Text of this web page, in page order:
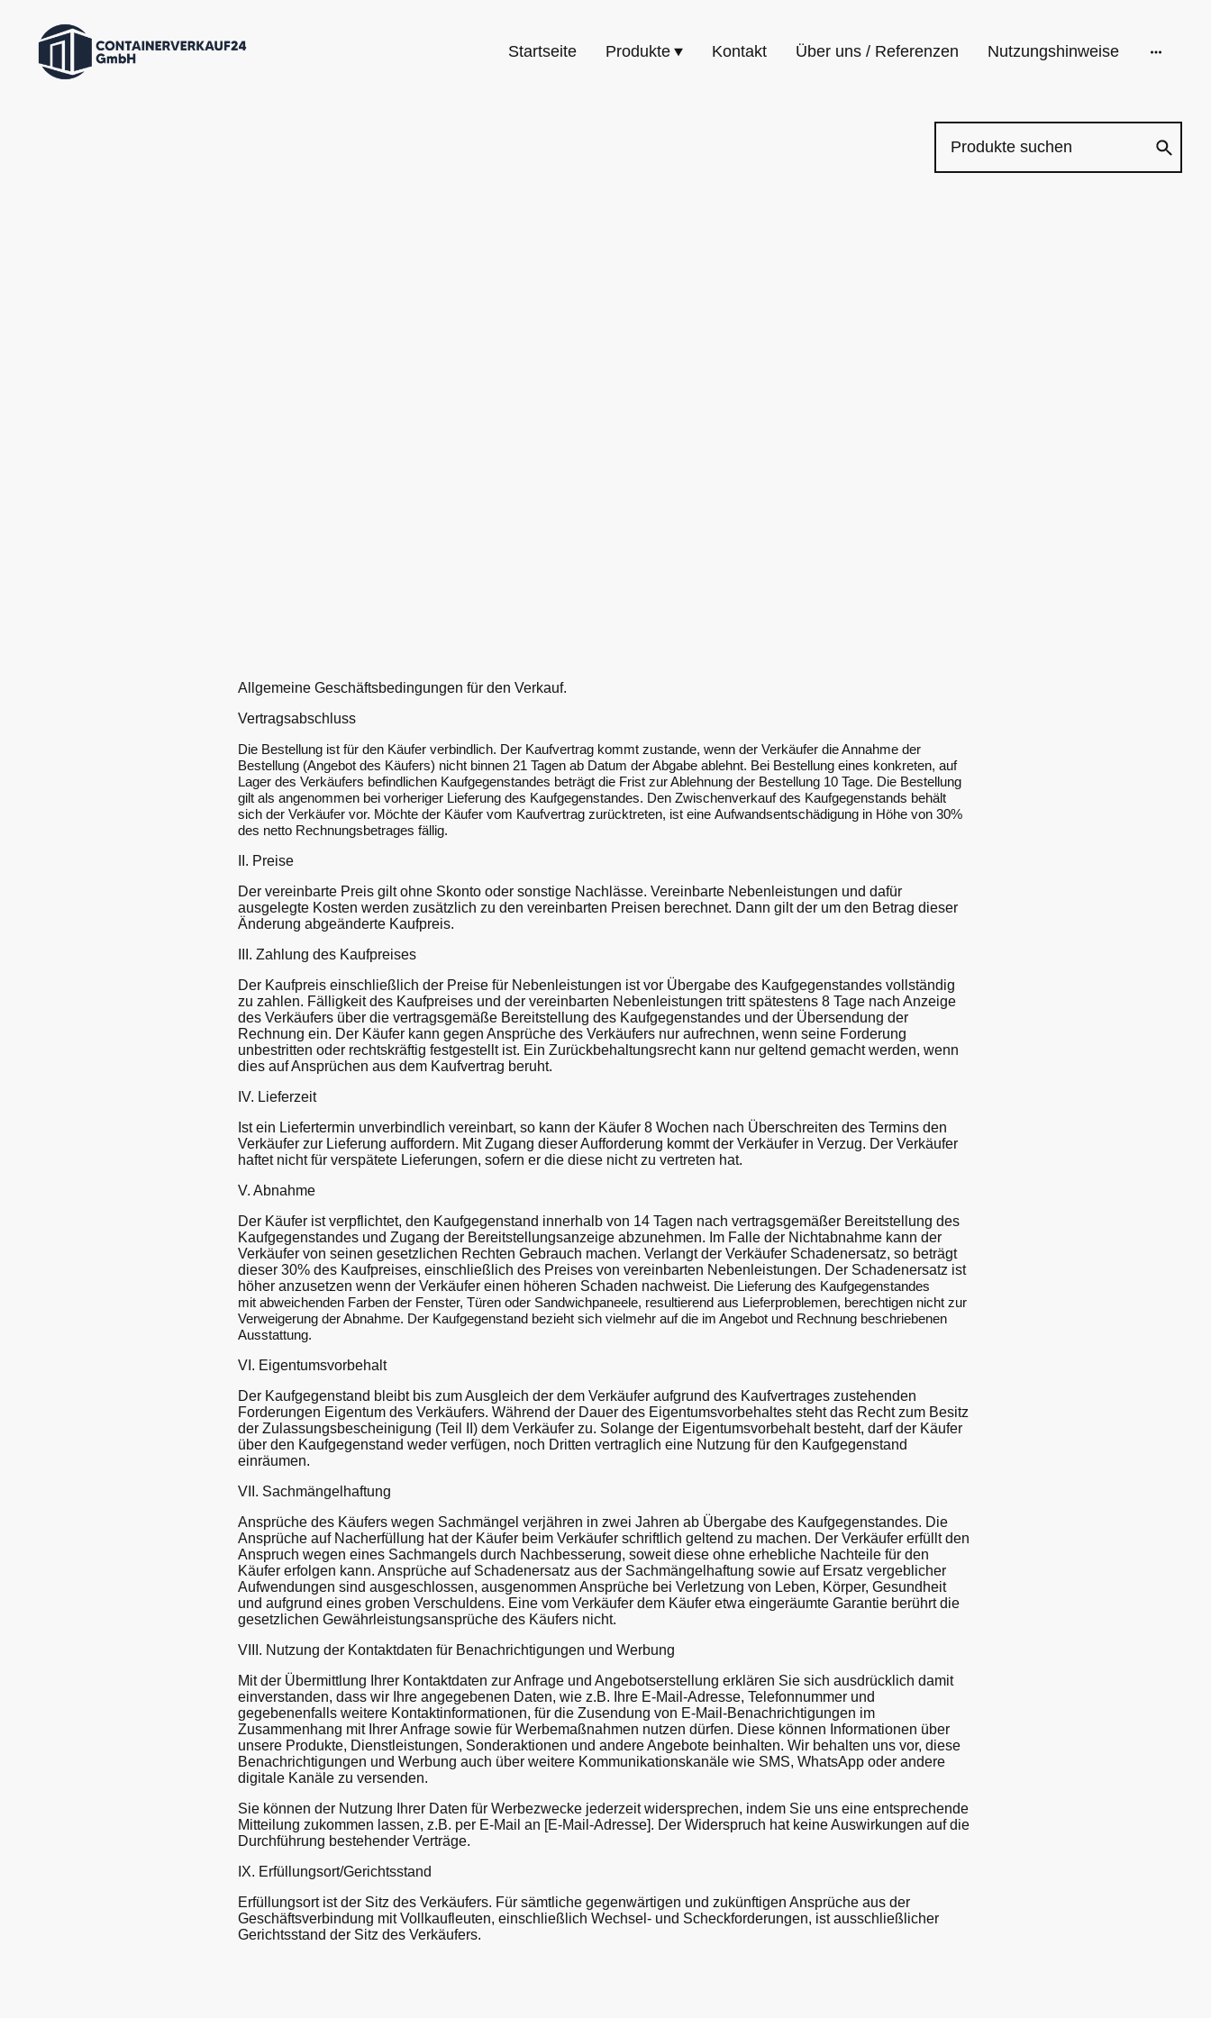
Startseite Produkte Kontakt Über uns / Referenzen Nutzungshinweise
Allgemeine Geschäftsbedingungen für den Verkauf.
Vertragsabschluss
Die Bestellung ist für den Käufer verbindlich. Der Kaufvertrag kommt zustande, wenn der Verkäufer die Annahme der
Bestellung (Angebot des Käufers) nicht binnen 21 Tagen ab Datum der Abgabe ablehnt. Bei Bestellung eines konkreten, auf
Lager des Verkäufers befindlichen Kaufgegenstandes beträgt die Frist zur Ablehnung der Bestellung 10 Tage. Die Bestellung
gilt als angenommen bei vorheriger Lieferung des Kaufgegenstandes. Den Zwischenverkauf des Kaufgegenstands behält
sich der Verkäufer vor. Möchte der Käufer vom Kaufvertrag zurücktreten, ist eine Aufwandsentschädigung in Höhe von 30%
des netto Rechnungsbetrages fällig.
II. Preise
Der vereinbarte Preis gilt ohne Skonto oder sonstige Nachlässe. Vereinbarte Nebenleistungen und dafür
ausgelegte Kosten werden zusätzlich zu den vereinbarten Preisen berechnet. Dann gilt der um den Betrag dieser
Änderung abgeänderte Kaufpreis.
III. Zahlung des Kaufpreises
Der Kaufpreis einschließlich der Preise für Nebenleistungen ist vor Übergabe des Kaufgegenstandes vollständig
zu zahlen. Fälligkeit des Kaufpreises und der vereinbarten Nebenleistungen tritt spätestens 8 Tage nach Anzeige
des Verkäufers über die vertragsgemäße Bereitstellung des Kaufgegenstandes und der Übersendung der
Rechnung ein. Der Käufer kann gegen Ansprüche des Verkäufers nur aufrechnen, wenn seine Forderung
unbestritten oder rechtskräftig festgestellt ist. Ein Zurückbehaltungsrecht kann nur geltend gemacht werden, wenn
dies auf Ansprüchen aus dem Kaufvertrag beruht.
IV. Lieferzeit
Ist ein Liefertermin unverbindlich vereinbart, so kann der Käufer 8 Wochen nach Überschreiten des Termins den
Verkäufer zur Lieferung auffordern. Mit Zugang dieser Aufforderung kommt der Verkäufer in Verzug. Der Verkäufer
haftet nicht für verspätete Lieferungen, sofern er die diese nicht zu vertreten hat.
V. Abnahme
Der Käufer ist verpflichtet, den Kaufgegenstand innerhalb von 14 Tagen nach vertragsgemäßer Bereitstellung des
Kaufgegenstandes und Zugang der Bereitstellungsanzeige abzunehmen. Im Falle der Nichtabnahme kann der
Verkäufer von seinen gesetzlichen Rechten Gebrauch machen. Verlangt der Verkäufer Schadenersatz, so beträgt
dieser 30% des Kaufpreises, einschließlich des Preises von vereinbarten Nebenleistungen. Der Schadenersatz ist
höher anzusetzen wenn der Verkäufer einen höheren Schaden nachweist. Die Lieferung des Kaufgegenstandes
mit abweichenden Farben der Fenster, Türen oder Sandwichpaneele, resultierend aus Lieferproblemen, berechtigen nicht zur
Verweigerung der Abnahme. Der Kaufgegenstand bezieht sich vielmehr auf die im Angebot und Rechnung beschriebenen
Ausstattung.
VI. Eigentumsvorbehalt
Der Kaufgegenstand bleibt bis zum Ausgleich der dem Verkäufer aufgrund des Kaufvertrages zustehenden
Forderungen Eigentum des Verkäufers. Während der Dauer des Eigentumsvorbehaltes steht das Recht zum Besitz
der Zulassungsbescheinigung (Teil II) dem Verkäufer zu. Solange der Eigentumsvorbehalt besteht, darf der Käufer
über den Kaufgegenstand weder verfügen, noch Dritten vertraglich eine Nutzung für den Kaufgegenstand
einräumen.
VII. Sachmängelhaftung
Ansprüche des Käufers wegen Sachmängel verjähren in zwei Jahren ab Übergabe des Kaufgegenstandes. Die
Ansprüche auf Nacherfüllung hat der Käufer beim Verkäufer schriftlich geltend zu machen. Der Verkäufer erfüllt den
Anspruch wegen eines Sachmangels durch Nachbesserung, soweit diese ohne erhebliche Nachteile für den
Käufer erfolgen kann. Ansprüche auf Schadenersatz aus der Sachmängelhaftung sowie auf Ersatz vergeblicher
Aufwendungen sind ausgeschlossen, ausgenommen Ansprüche bei Verletzung von Leben, Körper, Gesundheit
und aufgrund eines groben Verschuldens. Eine vom Verkäufer dem Käufer etwa eingeräumte Garantie berührt die
gesetzlichen Gewährleistungsansprüche des Käufers nicht.
VIII. Nutzung der Kontaktdaten für Benachrichtigungen und Werbung
Mit der Übermittlung Ihrer Kontaktdaten zur Anfrage und Angebotserstellung erklären Sie sich ausdrücklich damit
einverstanden, dass wir Ihre angegebenen Daten, wie z.B. Ihre E-Mail-Adresse, Telefonnummer und
gegebenenfalls weitere Kontaktinformationen, für die Zusendung von E-Mail-Benachrichtigungen im
Zusammenhang mit Ihrer Anfrage sowie für Werbemaßnahmen nutzen dürfen. Diese können Informationen über
unsere Produkte, Dienstleistungen, Sonderaktionen und andere Angebote beinhalten. Wir behalten uns vor, diese
Benachrichtigungen und Werbung auch über weitere Kommunikationskanäle wie SMS, WhatsApp oder andere
digitale Kanäle zu versenden.
Sie können der Nutzung Ihrer Daten für Werbezwecke jederzeit widersprechen, indem Sie uns eine entsprechende
Mitteilung zukommen lassen, z.B. per E-Mail an [E-Mail-Adresse]. Der Widerspruch hat keine Auswirkungen auf die
Durchführung bestehender Verträge.
IX. Erfüllungsort/Gerichtsstand
Erfüllungsort ist der Sitz des Verkäufers. Für sämtliche gegenwärtigen und zukünftigen Ansprüche aus der
Geschäftsverbindung mit Vollkaufleuten, einschließlich Wechsel- und Scheckforderungen, ist ausschließlicher
Gerichtsstand der Sitz des Verkäufers.